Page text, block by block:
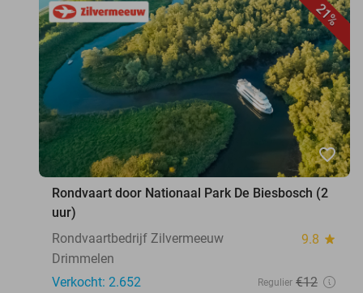
21%
favorite_border
Rondvaart door Nationaal Park De Biesbosch (2
uur)
Rondvaartbedrijf Zilvermeeuw
9.8 star
Drimmelen
Verkocht: 2.652
Regulier €12